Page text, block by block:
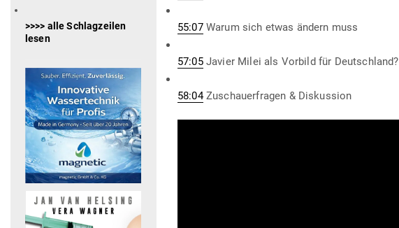
55:07Warum sich etwas ändern muss
57:05Javier Milei als Vorbild für Deutschland?
58:04Zuschau­er­fragen & Diskussion
>>>> alle Schlagzeilen
lesen